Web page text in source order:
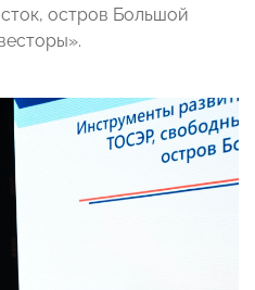
остров Большой